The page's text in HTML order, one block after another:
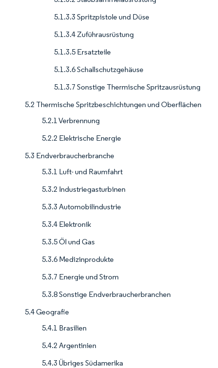
5.1.3.3 Spritzpistole und Düse
5.1.3.4 Zuführausrüstung
5.1.3.5 Ersatzteile
5.1.3.6 Schallschutzgehäuse
5.1.3.7 Sonstige Thermische Spritzausrüstung
5.2 Thermische Spritzbeschichtungen und Oberflächen
5.2.1 Verbrennung
5.2.2 Elektrische Energie
5.3 Endverbraucherbranche
5.3.1 Luft- und Raumfahrt
5.3.2 Industriegasturbinen
5.3.3 Automobilindustrie
5.3.4 Elektronik
5.3.5 Öl und Gas
5.3.6 Medizinprodukte
5.3.7 Energie und Strom
5.3.8 Sonstige Endverbraucherbranchen
5.4 Geografie
5.4.1 Brasilien
5.4.2 Argentinien
5.4.3 Übriges Südamerika